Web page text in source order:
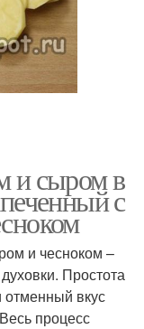
и сыром в
с
и чесноком –
Простота
отменный вкус
процесс